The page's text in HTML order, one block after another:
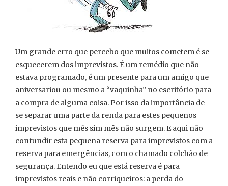
Um grande erro que percebo que muitos cometem é se
esquecerem dos imprevistos. É um remédio que não
estava programado, é um presente para um amigo que
aniversariou ou mesmo a “vaquinha” no escritório para
a compra de alguma coisa. Por isso da importância de
se separar uma parte da renda para estes pequenos
imprevistos que mês sim mês não surgem. E aqui não
confundir esta pequena reserva para imprevistos com a
reserva para emergências, com o chamado colchão de
segurança. Entendo eu que está reserva é para
imprevistos reais e não corriqueiros: a perda do